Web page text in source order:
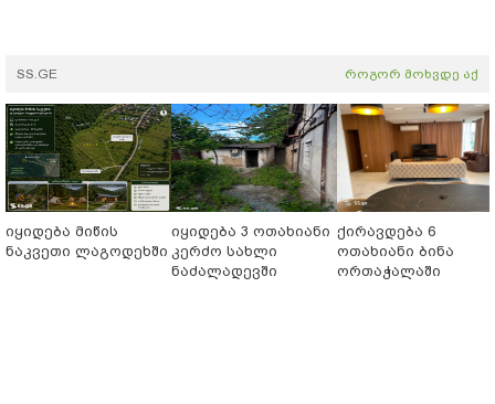
SS.GE როგორ მოხვდე აქ
იყიდება მიწის
ნაკვეთი ლაგოდეხში
იყიდება 3 ოთახიანი
კერძო სახლი
ნაძალადევში
ქირავდება 6
ოთახიანი ბინა
ორთაჭალაში